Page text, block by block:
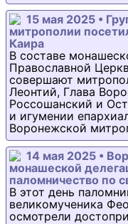
15 мая 2025 •
митрополии
Каира
В составе
Православной
совершают
Леонтий, Глава
Россошанский и
и игумении
Воронежской
14 мая 2025 •
монашеской
паломничество по
В этот день
великомученика
осмотрели